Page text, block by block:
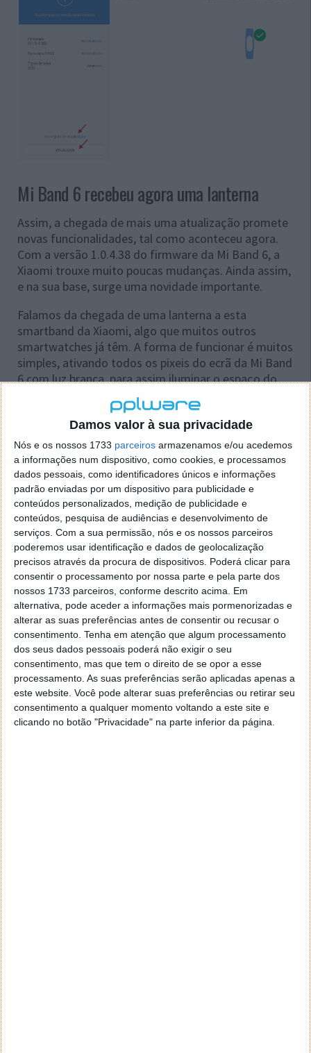
Damos valor à sua privacidade
Nós e os nossos 1733 parceiros armazenamos e/ou acedemos
a informações num dispositivo, como cookies, e processamos
dados pessoais, como identificadores únicos e informações
padrão enviadas por um dispositivo para publicidade e
conteúdos personalizados, medição de publicidade e
conteúdos, pesquisa de audiências e desenvolvimento de
serviços. Com a sua permissão, nós e os nossos parceiros
poderemos usar identificação e dados de geolocalização
precisos através da procura de dispositivos. Poderá clicar para
consentir o processamento por nossa parte e pela parte dos
nossos 1733 parceiros, conforme descrito acima. Em
alternativa, pode aceder a informações mais pormenorizadas e
alterar as suas preferências antes de consentir ou recusar o
consentimento. Tenha em atenção que algum processamento
dos seus dados pessoais poderá não exigir o seu
consentimento, mas que tem o direito de se opor a esse
processamento. As suas preferências serão aplicadas apenas a
este website. Você pode alterar suas preferências ou retirar seu
consentimento a qualquer momento voltando a este site e
clicando no botão "Privacidade" na parte inferior da página.
Mi Band 6 recebeu agora uma lanterna
Assim, a chegada de mais uma atualização promete
novas funcionalidades, tal como aconteceu agora.
Com a versão 1.0.4.38 do firmware da Mi Band 6, a
Xiaomi trouxe muito poucas mudanças. Ainda assim,
e na sua base, surge uma novidade importante.
Falamos da chegada de uma lanterna a esta
smartband da Xiaomi, algo que muitos outros
smartwatches já têm. A forma de funcionar é muitos
simples, ativando todos os pixeis do ecrã da Mi Band
6 com luz branca, para assim iluminar o espaço do
Simples de usar nesta excelente smartband
A lanterna está numa área reservada para esta
novidade, bastando tocar no ecrã para ligar e repetir
o movimento para desligar. Para além disto, a Xiaomi
trouxe ainda novos idiomas e a correção de vários
bugs.
Para terem acesso a esta atualização e a todas as